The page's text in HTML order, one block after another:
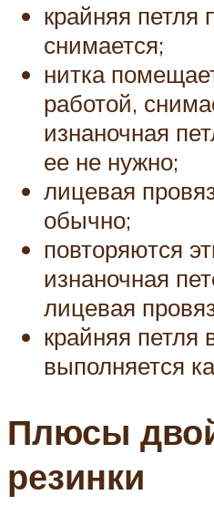
крайняя петля
снимается;
нитка
работой,
изнаночная
ее не нужно;
лицевая
обычно;
повторяются
изнаночная
лицевая
крайняя петля
выполняется
Плюсы
резинки